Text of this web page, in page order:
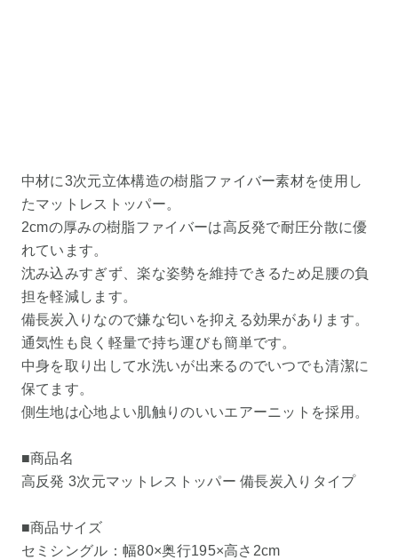
中材に3次元立体構造の樹脂ファイバー素材を使用し
たマットレストッパー。
2cmの厚みの樹脂ファイバーは高反発で耐圧分散に優
れています。
沈み込みすぎず、楽な姿勢を維持できるため足腰の負
担を軽減します。
備長炭入りなので嫌な匂いを抑える効果があります。
通気性も良く軽量で持ち運びも簡単です。
中身を取り出して水洗いが出来るのでいつでも清潔に
保てます。
側生地は心地よい肌触りのいいエアーニットを採用。
■商品名
高反発 3次元マットレストッパー 備長炭入りタイプ
■商品サイズ
セミシングル：幅80×奥行195×高さ2cm